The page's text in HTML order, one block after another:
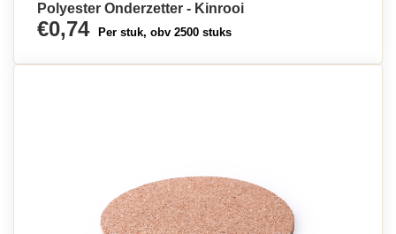
Polyester Onderzetter - Kinrooi
€0,74 Per stuk, obv 2500 stuks